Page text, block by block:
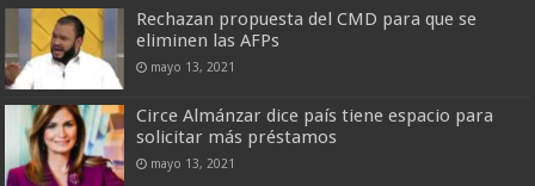
Rechazan propuesta del CMD para que se
eliminen las AFPs
mayo 13, 2021
Circe Almánzar dice país tiene espacio para
solicitar más préstamos
mayo 13, 2021